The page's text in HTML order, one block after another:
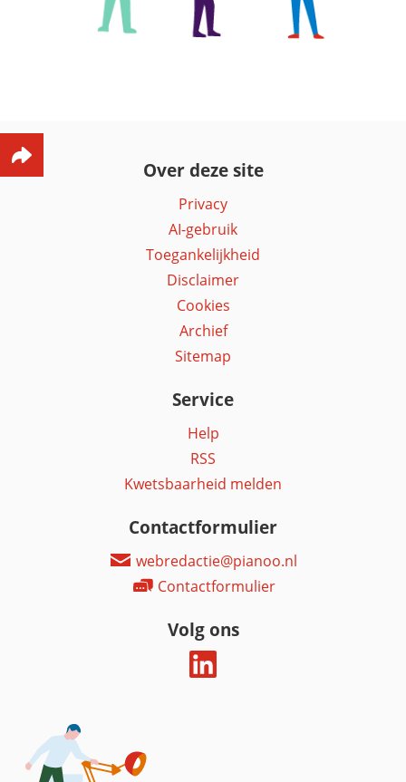
Over deze site
Privacy
AI-gebruik
Toegankelijkheid
Disclaimer
Cookies
Archief
Sitemap
Service
Help
RSS
Kwetsbaarheid melden
Contactformulier
webredactie@pianoo.nl
Contactformulier
Volg ons